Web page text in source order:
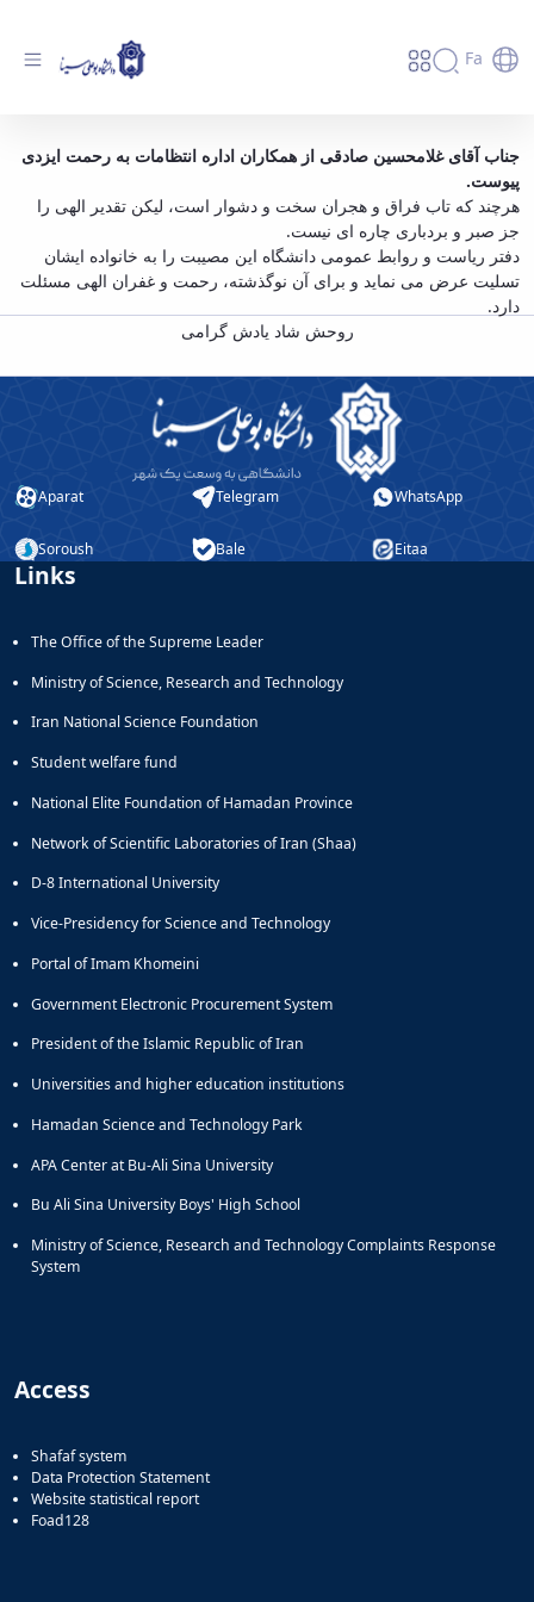
Fa
اِنّا للّه وَ اِنّا اِلَیْهِ راجِعوُن - دانشگاه بوعلی سینا
جناب آقای غلامحسین صادقی از همکاران اداره انتظامات به رحمت ایزدی
پیوست.
هرچند که تاب فراق و هجران سخت و دشوار است، لیکن تقدیر الهی را
جز صبر و بردباری چاره ای نیست.
دفتر ریاست و روابط عمومی دانشگاه این مصیبت را به خانواده ایشان
تسلیت عرض می نماید و برای آن نوگذشته، رحمت و غفران الهی مسئلت
دارد.
روحش شاد یادش گرامی
Aparat Telegram WhatsApp
Soroush Bale Eitaa
Links
The Office of the Supreme Leader
Ministry of Science, Research and Technology
Iran National Science Foundation
Student welfare fund
National Elite Foundation of Hamadan Province
Network of Scientific Laboratories of Iran (Shaa)
D-8 International University
Vice-Presidency for Science and Technology
Portal of Imam Khomeini
Government Electronic Procurement System
President of the Islamic Republic of Iran
Universities and higher education institutions
Hamadan Science and Technology Park
APA Center at Bu-Ali Sina University
Bu Ali Sina University Boys' High School
Ministry of Science, Research and Technology Complaints Response
System
Access
Shafaf system
Data Protection Statement
Website statistical report
Foad128